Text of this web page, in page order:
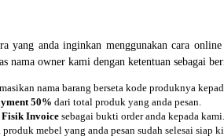
yang anda inginkan menggunakan cara
nama owner kami dengan ketentuan sebagai
nama barang berseta kode produknya
50% dari total produk yang anda pesan.
Fisik Invoice sebagai bukti order anda kepada kami.
mebel yang anda pesan sudah selesai